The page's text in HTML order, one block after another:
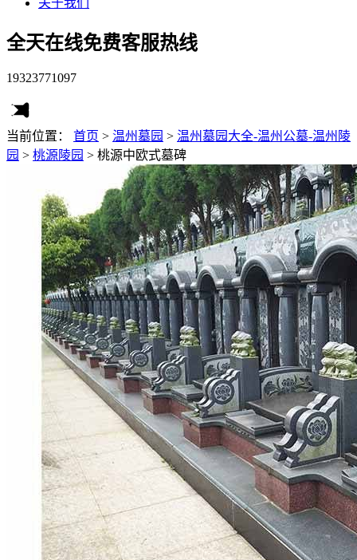
关于我们
全天在线免费客服热线
19323771097
当前位置： 首页 > 温州墓园 > 温州墓园大全-温州公墓-温州陵
园 > 桃源陵园 > 桃源中欧式墓碑